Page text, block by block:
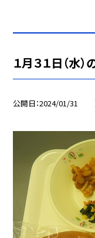
１月３１日（水
公開日 2024/01/31